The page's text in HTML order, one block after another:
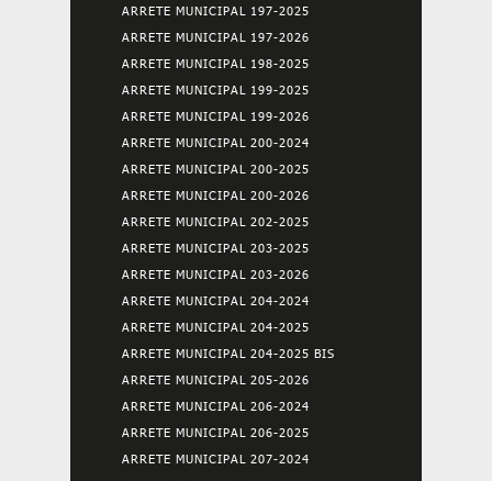
ARRETE MUNICIPAL 197-2025
ARRETE MUNICIPAL 197-2026
ARRETE MUNICIPAL 198-2025
ARRETE MUNICIPAL 199-2025
ARRETE MUNICIPAL 199-2026
ARRETE MUNICIPAL 200-2024
ARRETE MUNICIPAL 200-2025
ARRETE MUNICIPAL 200-2026
ARRETE MUNICIPAL 202-2025
ARRETE MUNICIPAL 203-2025
ARRETE MUNICIPAL 203-2026
ARRETE MUNICIPAL 204-2024
ARRETE MUNICIPAL 204-2025
ARRETE MUNICIPAL 204-2025 BIS
ARRETE MUNICIPAL 205-2026
ARRETE MUNICIPAL 206-2024
ARRETE MUNICIPAL 206-2025
ARRETE MUNICIPAL 207-2024